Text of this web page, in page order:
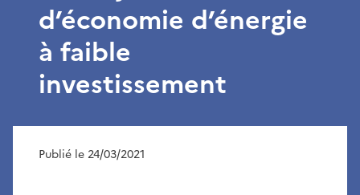
d’économie d’énergie
à faible
investissement
Publié le 24/03/2021